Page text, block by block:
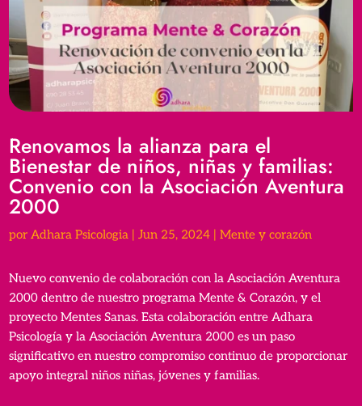
Renovamos la alianza para el
Bienestar de niños, niñas y familias:
Convenio con la Asociación Aventura
2000
porAdhara Psicologia |Jun 25, 2024 |Mente y corazón
Nuevo convenio de colaboración con la Asociación Aventura
2000 dentro de nuestro programa Mente & Corazón, y el
proyecto Mentes Sanas. Esta colaboración entre Adhara
Psicología y la Asociación Aventura 2000 es un paso
significativo en nuestro compromiso continuo de proporcionar
apoyo integral niños niñas, jóvenes y familias.